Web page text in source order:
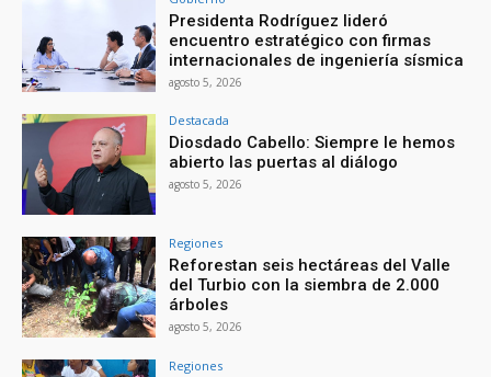
Presidenta Rodríguez lideró
encuentro estratégico con firmas
internacionales de ingeniería sísmica
agosto 5, 2026
Destacada
Diosdado Cabello: Siempre le hemos
abierto las puertas al diálogo
agosto 5, 2026
Regiones
Reforestan seis hectáreas del Valle
del Turbio con la siembra de 2.000
árboles
agosto 5, 2026
Regiones